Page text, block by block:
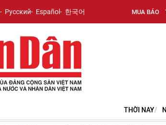
Русский Español 한국어 MUA BÁO
THỜI NAY